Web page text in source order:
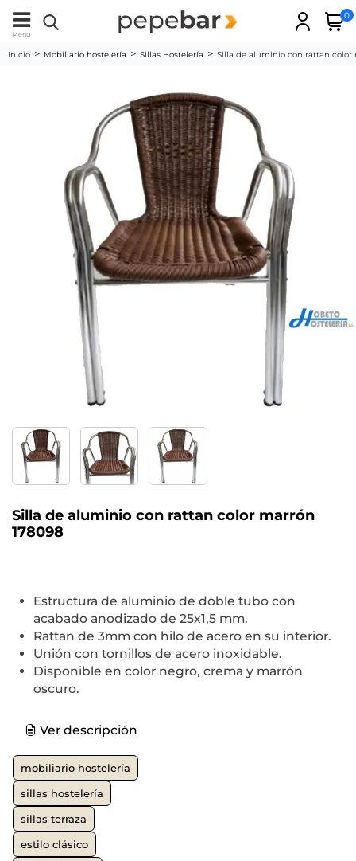
Menu
0
Inicio Mobiliario hostelería Sillas Hostelería Silla de aluminio con rattan color
Silla de aluminio con rattan color marrón
178098
Estructura de aluminio de doble tubo con
acabado anodizado de 25x1,5 mm.
Rattan de 3mm con hilo de acero en su interior.
Unión con tornillos de acero inoxidable.
Disponible en color negro, crema y marrón
oscuro.
Ver descripción
mobiliario hostelería
sillas hostelería
sillas terraza
estilo clásico